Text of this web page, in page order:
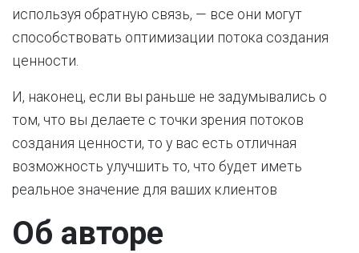
используя обратную связь, — все они могут
способствовать оптимизации потока создания
ценности.
И, наконец, если вы раньше не задумывались о
том, что вы делаете с точки зрения потоков
создания ценности, то у вас есть отличная
возможность улучшить то, что будет иметь
реальное значение для ваших клиентов
Об авторе